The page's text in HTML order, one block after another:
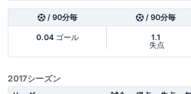
/ 90分毎 / 90分毎
0.04ゴール 1.1
失点
2017シーズン